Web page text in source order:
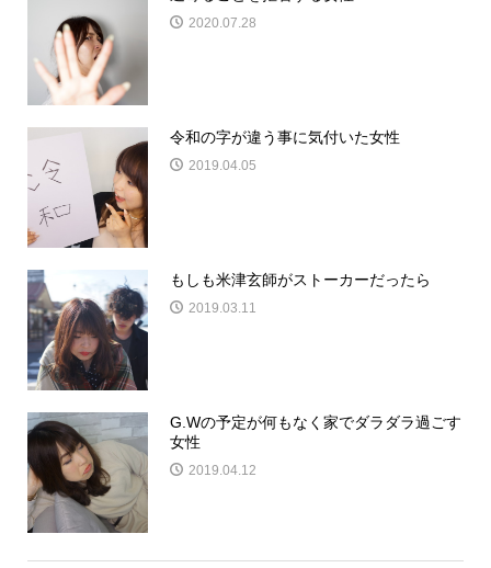
2020.07.28
令和の字が違う事に気付いた女性
2019.04.05
もしも米津玄師がストーカーだったら
2019.03.11
G.Wの予定が何もなく家でダラダラ過ごす
女性
2019.04.12